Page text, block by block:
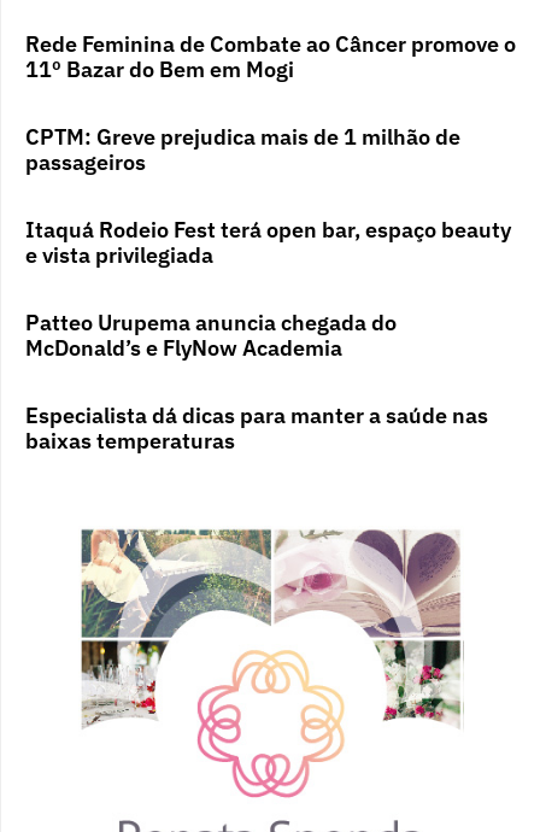
Rede Feminina de Combate ao Câncer promove o
11º Bazar do Bem em Mogi
CPTM: Greve prejudica mais de 1 milhão de
passageiros
Itaquá Rodeio Fest terá open bar, espaço beauty
e vista privilegiada
Patteo Urupema anuncia chegada do
McDonald’s e FlyNow Academia
Especialista dá dicas para manter a saúde nas
baixas temperaturas